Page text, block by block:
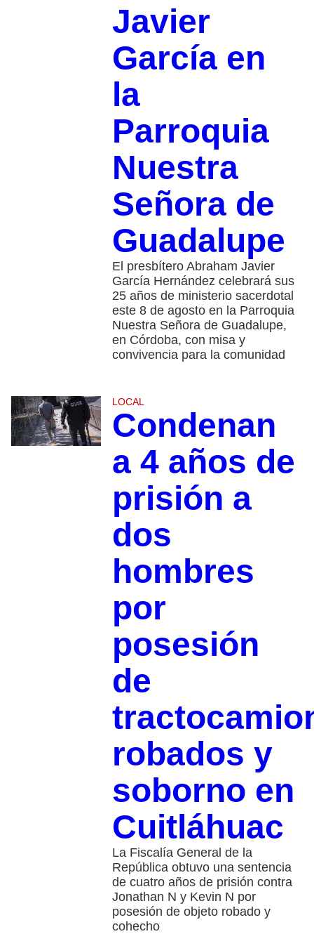
Javier
García en
la
Parroquia
Nuestra
Señora de
Guadalupe
El presbítero Abraham Javier
García Hernández celebrará sus
25 años de ministerio sacerdotal
este 8 de agosto en la Parroquia
Nuestra Señora de Guadalupe,
en Córdoba, con misa y
convivencia para la comunidad
LOCAL
Condenan
a 4 años de
prisión a
dos
hombres
por
posesión
de
robados y
soborno en
Cuitláhuac
La Fiscalía General de la
República obtuvo una sentencia
de cuatro años de prisión contra
Jonathan N y Kevin N por
posesión de objeto robado y
cohecho